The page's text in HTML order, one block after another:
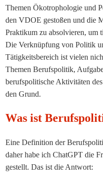
Themen Ökotrophologie und
den VDOE gestoßen unddie
Praktikumzu absolvieren, um
Die Verknüpfung von Politik
Tätigkeitsbereich ist vielen
Themen Berufspolitik,
berufspolitische Aktivitäten
den Grund.
Was ist
Eine Definition der
daher habe ich ChatGPT die
gestellt. Das ist die Antwort: